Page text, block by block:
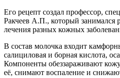
Его рецепт создал профессор,
Ракчеев А.П., который занимался
лечения разных кожных
В состав молочка входит
салициловая и борная кислота,
Компоненты обеззараживают
её, снимают воспаление и